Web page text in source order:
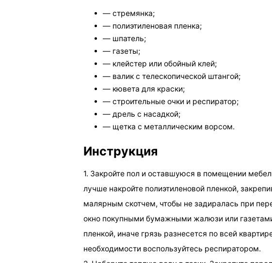
— стремянка;
— полиэтиленовая пленка;
— шпатель;
— газеты;
— клейстер или обойный клей;
— валик с телескопической штангой;
— кювета для краски;
— строительные очки и респиратор;
— дрель с насадкой;
— щетка с металлическим ворсом.
Инструкция
1. Закройте пол и оставшуюся в помещении
лучше накройте полиэтиленовой пленкой,
малярным скотчем, чтобы не задиралась при
окно покупными бумажными жалюзи или
пленкой, иначе грязь разнесется по всей
необходимости воспользуйтесь респиратором.